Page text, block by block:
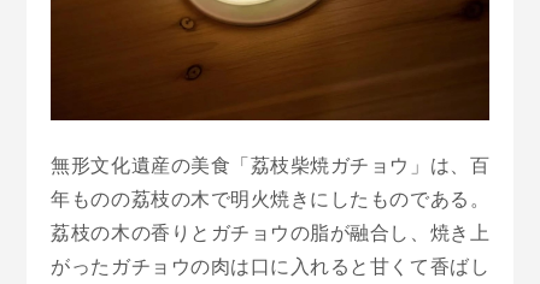
無形文化遺産の美食「荔枝柴焼ガチョウ」は、百
年ものの荔枝の木で明火焼きにしたものである。
荔枝の木の香りとガチョウの脂が融合し、焼き上
がったガチョウの肉は口に入れると甘くて香ばし